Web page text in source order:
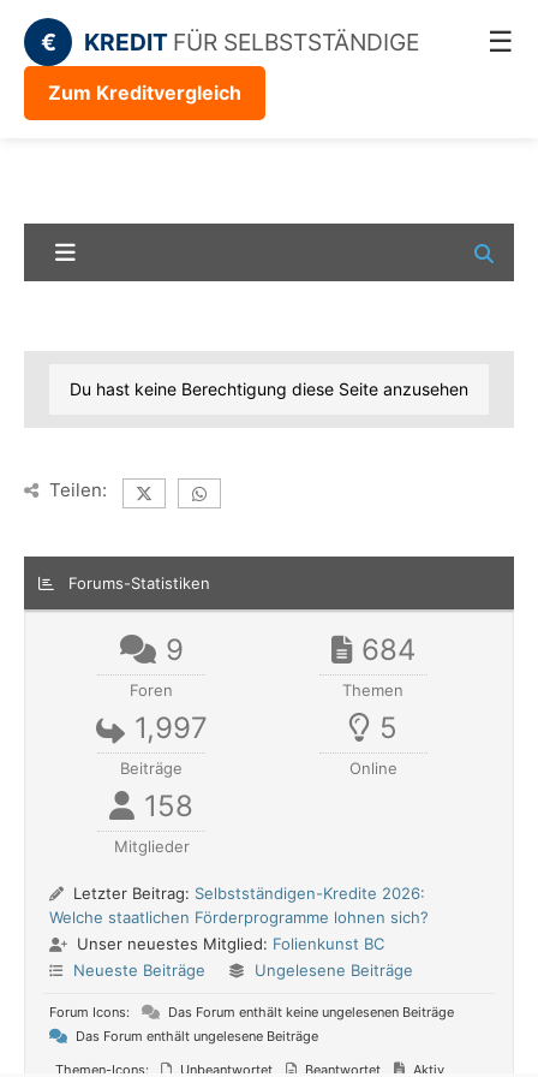
€ KREDIT FÜR SELBSTSTÄNDIGE ☰
Zum Kreditvergleich
Du hast keine Berechtigung diese Seite anzusehen
Teilen:
Forums-Statistiken
9
Foren
684
Themen
1,997
Beiträge
5
Online
158
Mitglieder
Letzter Beitrag: Selbstständigen-Kredite 2026:
Welche staatlichen Förderprogramme lohnen sich?
Unser neuestes Mitglied: Folienkunst BC
Neueste Beiträge
Ungelesene Beiträge
Forum Icons:
Das Forum enthält keine ungelesenen Beiträge
Das Forum enthält ungelesene Beiträge
Themen-Icons:
Unbeantwortet Beantwortet Aktiv